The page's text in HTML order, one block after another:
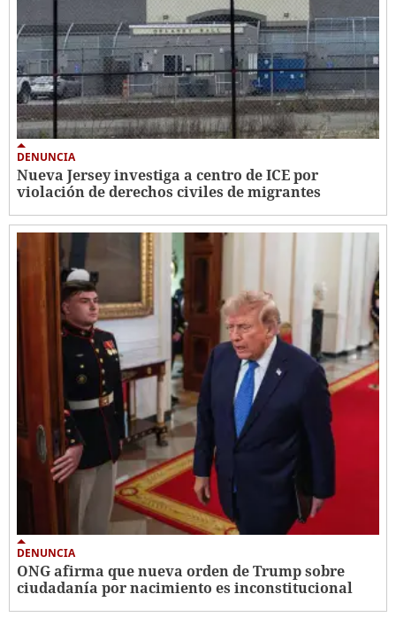
DENUNCIA
Nueva Jersey investiga a centro de ICE por
violación de derechos civiles de migrantes
DENUNCIA
ONG afirma que nueva orden de Trump sobre
ciudadanía por nacimiento es inconstitucional